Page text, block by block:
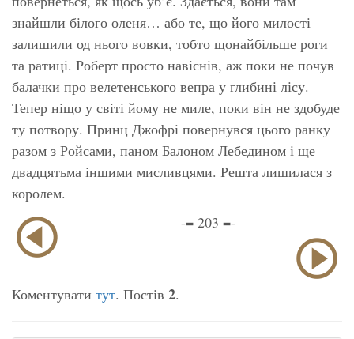
знайшли білого оленя… або те, що його милості
залишили од нього вовки, тобто щонайбільше роги
та ратиці. Роберт просто навіснів, аж поки не почув
балачки про велетенського вепра у глибині лісу.
Тепер ніщо у світі йому не миле, поки він не здобуде
ту потвору. Принц Джофрі повернувся цього ранку
разом з Ройсами, паном Балоном Лебедином і ще
двадцятьма іншими мисливцями. Решта лишилася з
королем.
-= 203 =-
Коментувати тут. Постів 2.